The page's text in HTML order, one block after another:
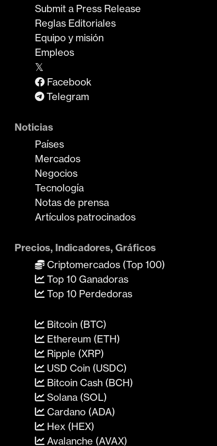
Submit a Press Release
Reglas Editoriales
Equipo y misión
Empleos
𝕏
Facebook
Telegram
Noticias
Países
Mercados
Negocios
Tecnología
Notas de prensa
Artículos patrocinados
Precios, Indicadores, Gráficos
Criptomercados (Top 100)
Top 10 Ganadoras
Top 10 Perdedoras
Bitcoin (BTC)
Ethereum (ETH)
Ripple (XRP)
USD Coin (USDC)
Bitcoin Cash (BCH)
Solana (SOL)
Cardano (ADA)
Hex (HEX)
Avalanche (AVAX)